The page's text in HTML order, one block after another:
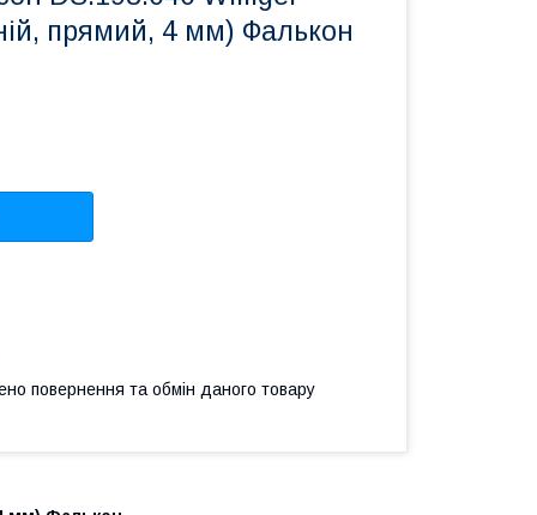
прямий, 4 мм) Фалькон
повернення та обмін даного товару